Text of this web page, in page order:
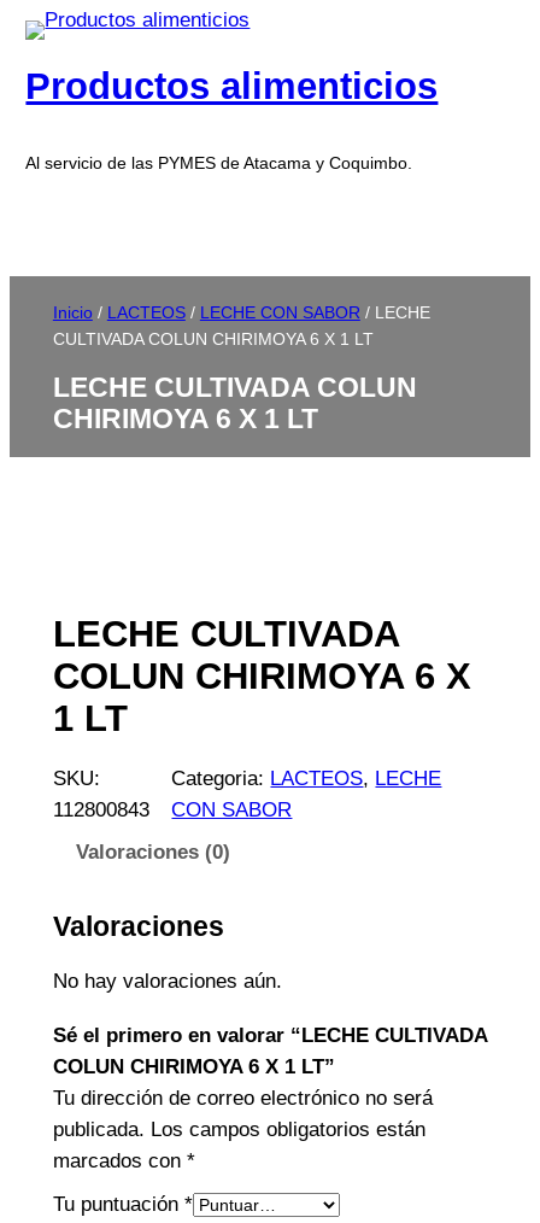
Productos alimenticios
Al servicio de las PYMES de Atacama y Coquimbo.
Inicio / LACTEOS/ LECHE CON SABOR / LECHE
CULTIVADA COLUN CHIRIMOYA 6 X 1 LT
LECHE CULTIVADA COLUN
CHIRIMOYA 6 X 1 LT
LECHE CULTIVADA
COLUN CHIRIMOYA 6 X
1 LT
SKU:
112800843
Categoria: LACTEOS, LECHE
CON SABOR
Valoraciones (0)
Valoraciones
No hay valoraciones aún.
Sé el primero en valorar “LECHE CULTIVADA
COLUN CHIRIMOYA 6 X 1 LT”
Tu dirección de correo electrónico no será
publicada. Los campos obligatorios están
marcados con *
Tu puntuación *